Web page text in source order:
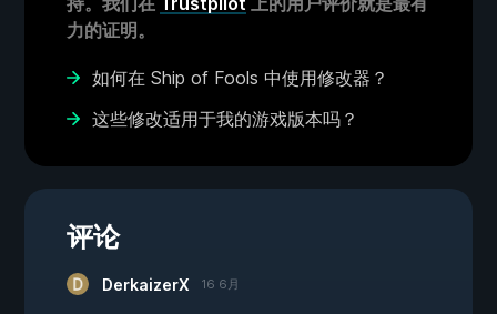
力的证明。
如何在 Ship of Fools 中使用修改器？
这些修改适用于我的游戏版本吗？
评论
DerkaizerX 16 6月